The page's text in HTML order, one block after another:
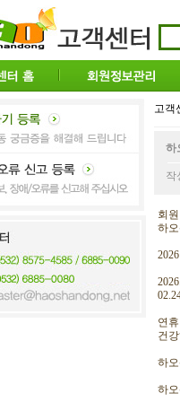
고객
하
작
회
하
연
건
하
하